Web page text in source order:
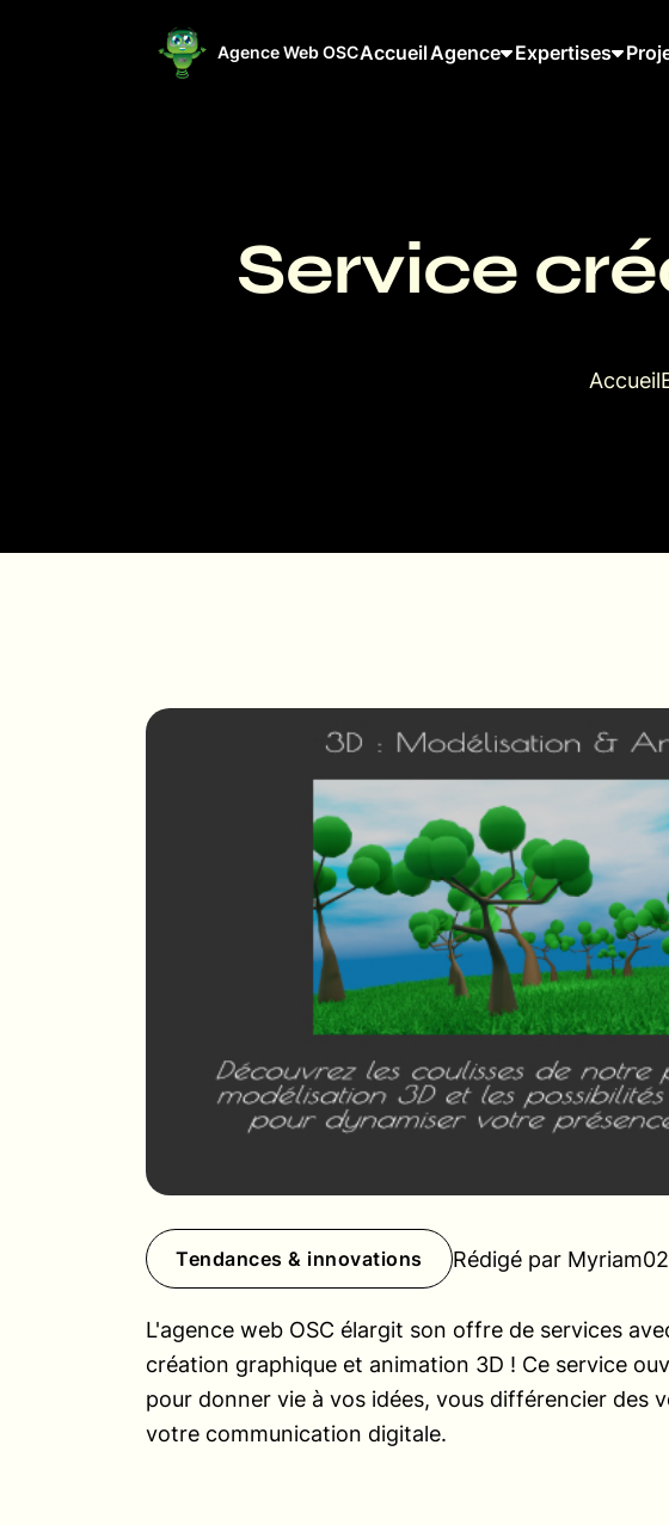
Agence Web OSCAccueilAgence Expertises
Service
Accueil
Tendances & innovations Rédigé par Myriam
L'agence web OSC élargit son offre de services
création graphique et animation 3D ! Ce service
pour donner vie à vos idées, vous différencier des
votre communication digitale.